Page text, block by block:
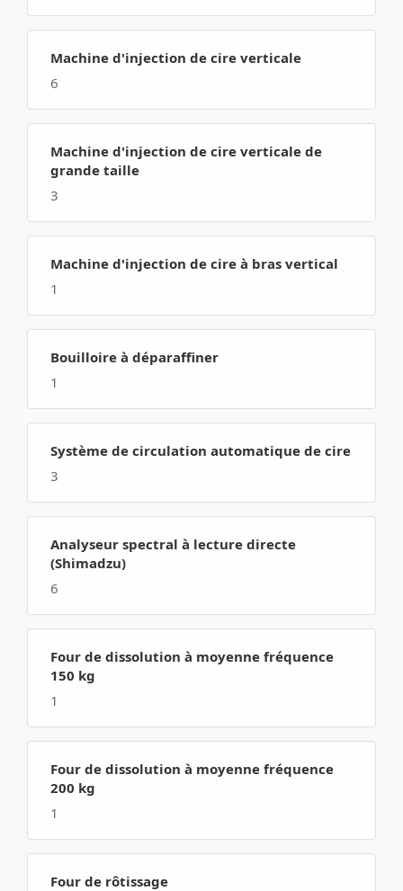
Machine d'injection de cire verticale
6
Machine d'injection de cire verticale de
grande taille
3
Machine d'injection de cire à bras vertical
1
Bouilloire à déparaffiner
1
Système de circulation automatique de cire
3
Analyseur spectral à lecture directe
(Shimadzu)
6
Four de dissolution à moyenne fréquence
150 kg
1
Four de dissolution à moyenne fréquence
200 kg
1
Four de rôtissage